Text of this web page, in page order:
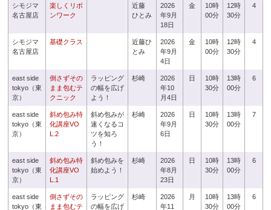
シモジマ
名古屋店
楽しくリボ
ンワーク
近藤
ひとみ
2026
年9月
18日
金
10時
00分
12時
30分
4
シモジマ
名古屋店
基礎クラス
近藤ひ
とみ
2026
年9月
4日
金
10時
00分
12時
30分
4
east side
tokyo（東
京）
倒さずその
まま包むテ
クニック
ラッピング
の幅を広げ
よう！
杉崎
2026
年10
月4日
日
10時
30分
13時
00分
6
east side
tokyo（東
京）
斜め包み特
化講座VO
L.2
斜め包みが
速くなるコ
ツを知ろ
う！
杉崎
2026
年9月
6日
日
10時
30分
13時
00分
7
east side
tokyo（東
京）
斜め包み特
化講座VO
L.1
斜め包みを
始めよう！
杉崎
2026
年8月
23日
日
10時
30分
13時
00分
6
east side
tokyo（東
倒さずその
まま包むテ
ラッピング
の幅を広げ
杉崎
2026
年11
月
10時
30分
13時
00分
6